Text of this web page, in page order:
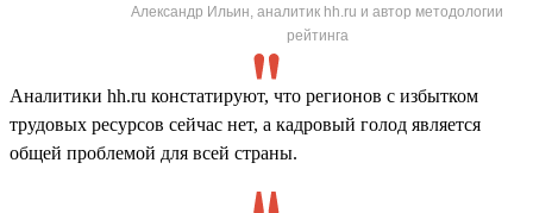
Александр Ильин, аналитик hh.ru и автор методологии
рейтинга
Аналитики hh.ru констатируют, что регионов с избытком
трудовых ресурсов сейчас нет, а кадровый голод является
общей проблемой для всей страны.